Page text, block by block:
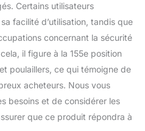
Certains utilisateurs
facilité d’utilisation, tandis que
concernant la sécurité
il figure à la 155e position
poulaillers, ce qui témoigne de
acheteurs. Nous vous
besoins et de considérer les
que ce produit répondra à